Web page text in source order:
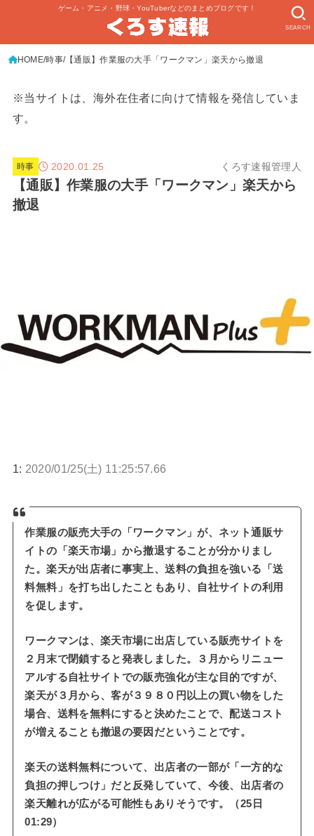
ゲーム・アニメ・野球・YouTuberなどのまとめブログです！
SEARCH
HOME 時事 【通販】作業服の大手「ワークマン」楽天から撤退
※当サイトは、海外在住者に向けて情報を発信していま
す。
時事 2020.01.25 くろす速報管理人
【通販】作業服の大手「ワークマン」楽天から
撤退
1: 2020/01/25(土) 11:25:57.66
作業服の販売大手の「ワークマン」が、ネット通販サ
イトの「楽天市場」から撤退することが分かりまし
た。楽天が出店者に事実上、送料の負担を強いる「送
料無料」を打ち出したこともあり、自社サイトの利用
を促します。
ワークマンは、楽天市場に出店している販売サイトを
２月末で閉鎖すると発表しました。３月からリニュー
アルする自社サイトでの販売強化が主な目的ですが、
楽天が３月から、客が３９８０円以上の買い物をした
場合、送料を無料にすると決めたことで、配送コスト
が増えることも撤退の要因だということです。
楽天の送料無料について、出店者の一部が「一方的な
負担の押しつけ」だと反発していて、今後、出店者の
楽天離れが広がる可能性もありそうです。（25日
01:29）